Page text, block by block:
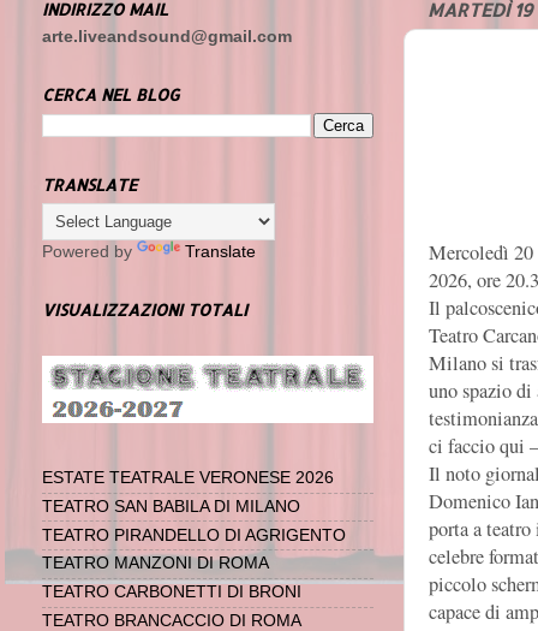
MARTEDÌ
Mercoledì
2026, ore
Il
Teatro
Milano si
uno spazio di
ci faccio qui
Il noto
Domenico
porta a
celebre
piccolo
capace di
INDIRIZZO MAIL
arte.liveandsound@gmail.com
CERCA NEL BLOG
TRANSLATE
Powered by Translate
VISUALIZZAZIONI TOTALI
ESTATE TEATRALE VERONESE 2026
TEATRO SAN BABILA DI MILANO
TEATRO PIRANDELLO DI AGRIGENTO
TEATRO MANZONI DI ROMA
TEATRO CARBONETTI DI BRONI
TEATRO BRANCACCIO DI ROMA